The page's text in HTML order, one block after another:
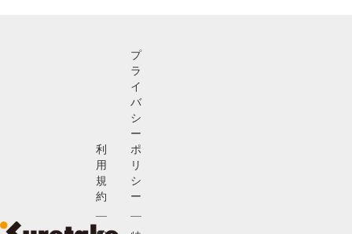
利
用
規
約
プ
ラ
イ
バ
シ
ー
ポ
リ
シ
ー